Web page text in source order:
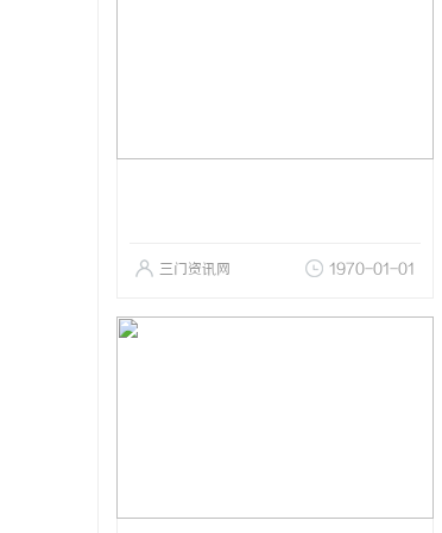
三门资讯网 1970-01-01